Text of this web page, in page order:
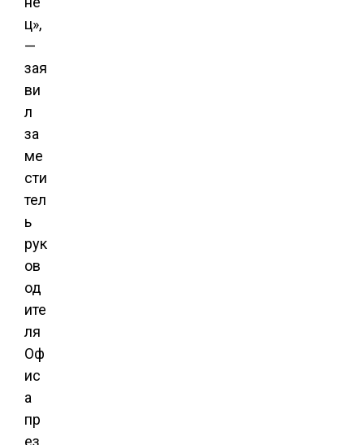
ц»,
—
зая
ви
л
за
ме
сти
тел
ь
рук
ов
од
ите
ля
Оф
ис
а
пр
ез